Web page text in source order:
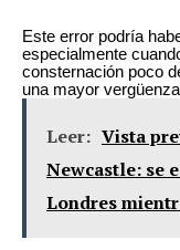
Este error podría
especialmente
consternación poco
una mayor
Leer: Vista
Newcastle: se
Londres